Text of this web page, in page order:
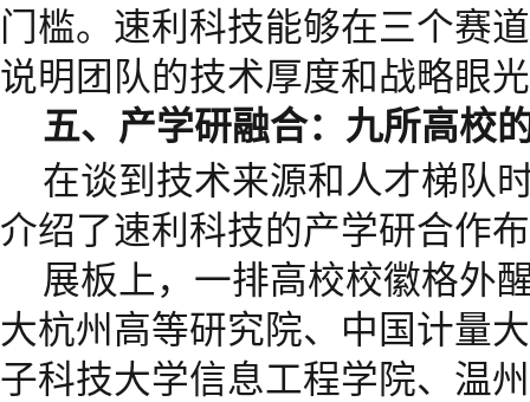
门槛。速利科技能够在三个赛
说明团队的技术厚度和战略眼
五、产学研融合：九所高校
在谈到技术来源和人才梯队
介绍了速利科技的产学研合作
展板上，一排高校校徽格外
大杭州高等研究院、中国计量
子科技大学信息工程学院、温